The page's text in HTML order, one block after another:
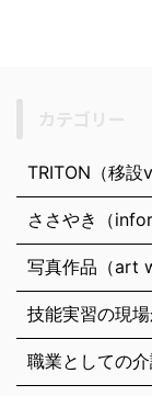
TRITON（移設
ささやき（
写真作品（art
技能実習の現
職業としての